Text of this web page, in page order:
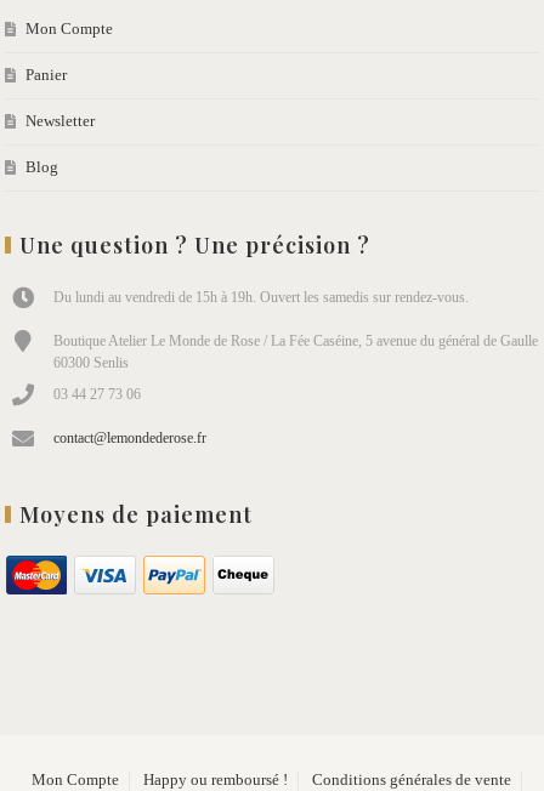
Mon Compte
Panier
Newsletter
Blog
Une question ? Une précision ?
Du lundi au vendredi de 15h à 19h. Ouvert les samedis sur rendez-vous.
Boutique Atelier Le Monde de Rose / La Fée Caséine, 5 avenue du général de Gaulle
60300 Senlis
03 44 27 73 06
contact@lemondederose.fr
Moyens de paiement
Mon Compte Happy ou remboursé !
Conditions générales de vente